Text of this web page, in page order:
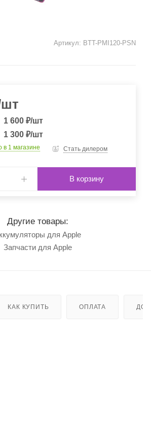
Артикул: BTT-PMI120-PSN
1 600 ₽/шт
1 300 ₽/шт
в 1 магазине Стать дилером
В корзину
Другие товары:
для Apple
Запчасти для Apple
КАК КУПИТЬ ОПЛАТА